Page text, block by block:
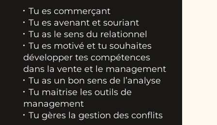
Tu es commerçant
Tu es avenant et souriant
Tu as le sens du relationnel
Tu es motivé et tu souhaites
développer tes compétences
dans la vente et le management
Tu as un bon sens de l’analyse
Tu maitrise les outils de
management
Tu gères la gestion des conflits